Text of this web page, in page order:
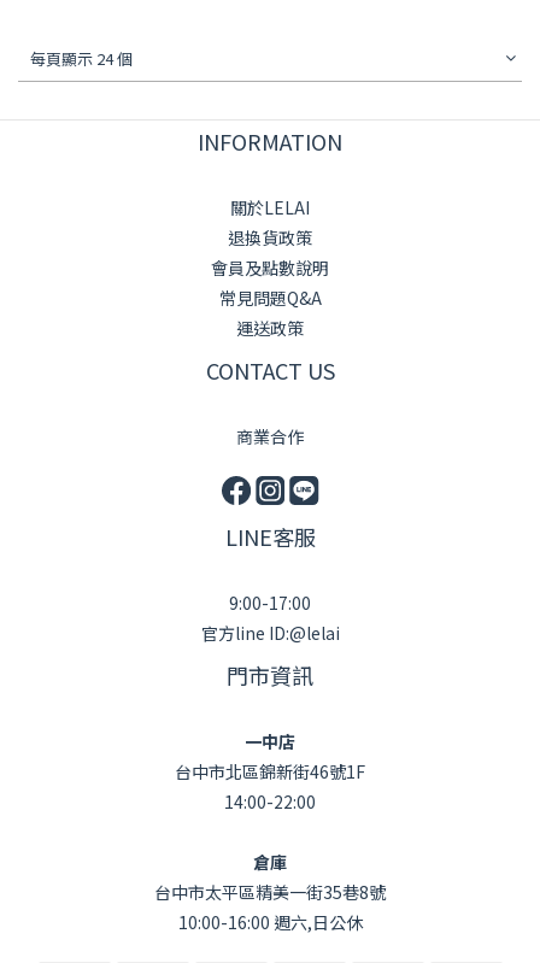
每頁顯示 24 個
INFORMATION
關於LELAI
退換貨政策
會員及點數說明
常見問題Q&A
運送政策
CONTACT US
商業合作
LINE客服
9:00-17:00
官方line ID:@lelai
門市資訊
一中店
台中市北區錦新街46號1F
14:00-22:00
倉庫
台中市太平區精美一街35巷8號
10:00-16:00 週六,日公休